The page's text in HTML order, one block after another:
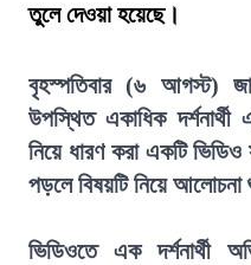
তুলে দেওয়া হয়েছে।
বৃহস্পতিবার (৬ আগস্ট)
উপস্থিত একাধিক
নিয়ে ধারণ করা একটি
পড়লে বিষয়টি নিয়ে
ভিডিওতে এক দর্শনার্থী